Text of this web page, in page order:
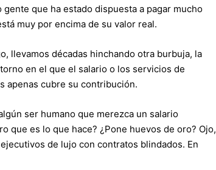
que ha estado dispuesta a pagar mucho
muy por encima de su valor real.
llevamos décadas hinchando otra burbuja, la
en el que el salario o los servicios de
apenas cubre su contribución.
ser humano que merezca un salario
que es lo que hace? ¿Pone huevos de oro? Ojo,
de lujo con contratos blindados. En